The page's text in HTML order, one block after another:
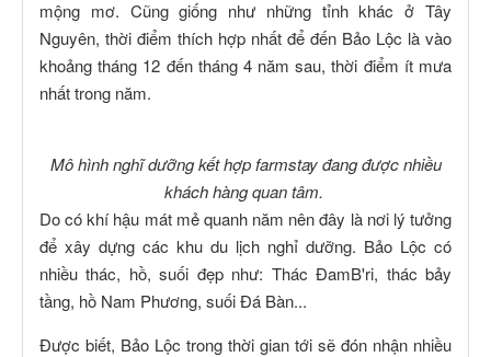
mộng mơ. Cũng giống như những tỉnh khác ở Tây
Nguyên, thời điểm thích hợp nhất để đến Bảo Lộc là vào
khoảng tháng 12 đến tháng 4 năm sau, thời điểm ít mưa
nhất trong năm.
Mô hình nghĩ dưỡng kết hợp farmstay đang được nhiều
khách hàng quan tâm.
Do có khí hậu mát mẻ quanh năm nên đây là nơi lý tưởng
để xây dựng các khu du lịch nghỉ dưỡng. Bảo Lộc có
nhiều thác, hồ, suối đẹp như: Thác ĐamB'ri, thác bảy
tầng, hồ Nam Phương, suối Đá Bàn...
Được biết, Bảo Lộc trong thời gian tới sẽ đón nhận nhiều